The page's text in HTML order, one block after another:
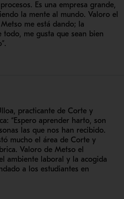
Es una empresa grande,
la mente al mundo. Valoro el
me está dando; la
todo, me gusta que sean bien
practicante de Corte y
“Espero aprender harto, son
las que nos han recibido.
mucho el área de Corte y
Valoro de Metso el
ambiente laboral y la acogida
a los estudiantes en